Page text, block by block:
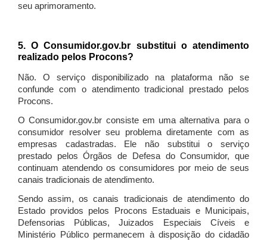
seu aprimoramento.
5. O Consumidor.gov.br substitui o atendimento
realizado pelos Procons?
Não. O serviço disponibilizado na plataforma não se
confunde com o atendimento tradicional prestado pelos
Procons.
O Consumidor.gov.br consiste em uma alternativa para o
consumidor resolver seu problema diretamente com as
empresas cadastradas. Ele não substitui o serviço
prestado pelos Órgãos de Defesa do Consumidor, que
continuam atendendo os consumidores por meio de seus
canais tradicionais de atendimento.
Sendo assim, os canais tradicionais de atendimento do
Estado providos pelos Procons Estaduais e Municipais,
Defensorias Públicas, Juizados Especiais Cíveis e
Ministério Público permanecem à disposição do cidadão